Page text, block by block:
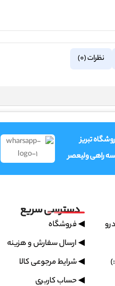
نظرات (0)
تبریز
سه راهی ولیعصر
دسترسی سریع
◀ فروشگاه
◀ ارسال سفارش و هزینه
◀ شرایط مرجوعی کالا
◀ حساب کاربری